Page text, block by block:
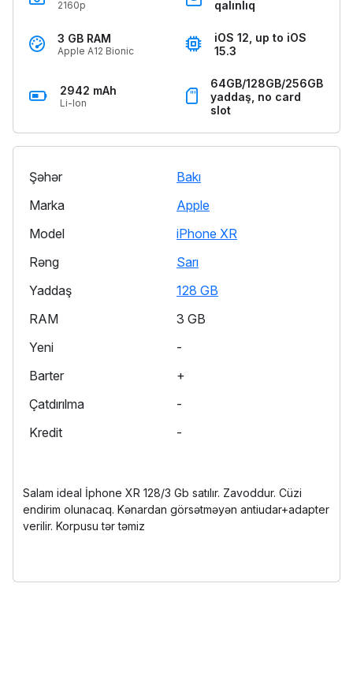
2160p
qalınlıq
3 GB RAM
Apple A12 Bionic
iOS 12, up to iOS
15.3
2942 mAh
Li-Ion
64GB/128GB/256GB
yaddaş, no card
slot
Şəhər
Bakı
Marka
Apple
Model
iPhone XR
Rəng
Sarı
Yaddaş
128 GB
RAM
3 GB
Yeni
-
Barter
+
Çatdırılma
-
Kredit
-
Salam ideal İphone XR 128/3 Gb satılır. Zavoddur. Cüzi
endirim olunacaq. Kənardan görsətməyən antiudar+adapter
verilir. Korpusu tər təmiz